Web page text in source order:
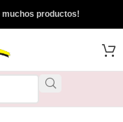
muchos productos!